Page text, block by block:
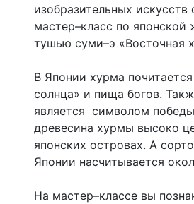
изобразительных искусств
мастер–класс по японской
тушью суми–э «Восточная
В Японии хурма
солнца» и пища богов.
является символом
древесина хурмы высоко
японских островах. А
Японии насчитывается
На мастер–классе вы